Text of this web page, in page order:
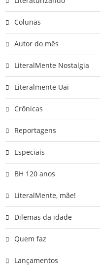
Colunas
Autor do mês
LiteralMente Nostalgia
Literalmente Uai
Crônicas
Reportagens
Especiais
BH 120 anos
LiteralMente, mãe!
Dilemas da idade
Quem faz
Lançamentos